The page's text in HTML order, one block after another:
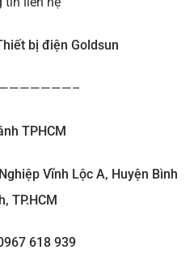
bị điện Goldsun
TPHCM
Vĩnh Lộc A, Huyện Bình
TP.HCM
618 939